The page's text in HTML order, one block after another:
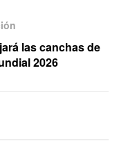
las canchas de
2026